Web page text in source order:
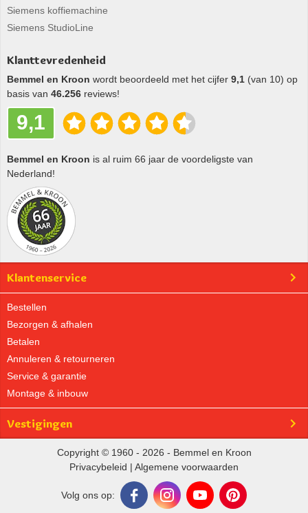
Siemens koffiemachine
Siemens StudioLine
Klanttevredenheid
Bemmel en Kroon wordt beoordeeld met het cijfer 9,1 (van 10) op
basis van 46.256 reviews!
9,1
Bemmel en Kroon is al ruim 66 jaar de voordeligste van
Nederland!
Klantenservice
Bestellen
Bezorgen & afhalen
Betalen
Annuleren & retourneren
Service & garantie
Montage & inbouw
Vestigingen
Copyright © 1960 - 2026 - Bemmel en Kroon
Privacybeleid | Algemene voorwaarden
Volg ons op: